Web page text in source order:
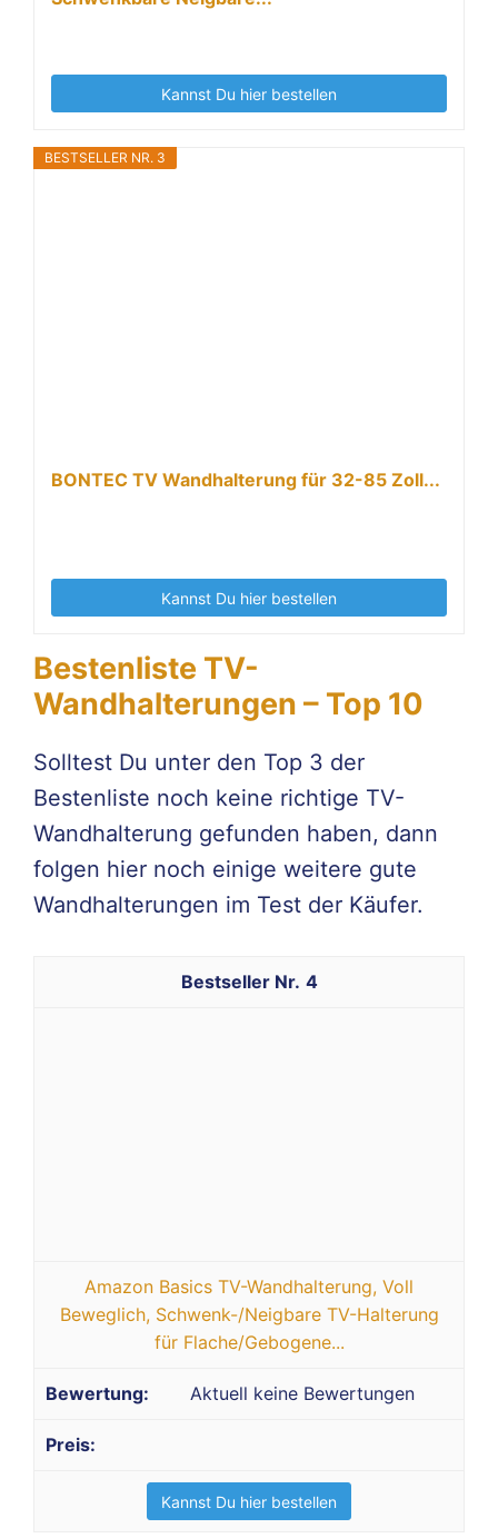
Kannst Du hier bestellen
BESTSELLER NR. 3
BONTEC TV Wandhalterung für 32-85 Zoll...
Kannst Du hier bestellen
Bestenliste TV-
Wandhalterungen – Top 10
Solltest Du unter den Top 3 der
Bestenliste noch keine richtige TV-
Wandhalterung gefunden haben, dann
folgen hier noch einige weitere gute
Wandhalterungen im Test der Käufer.
4
Amazon Basics TV-Wandhalterung, Voll
Beweglich, Schwenk-/Neigbare TV-Halterung
für Flache/Gebogene...
Aktuell keine Bewertungen
Kannst Du hier bestellen